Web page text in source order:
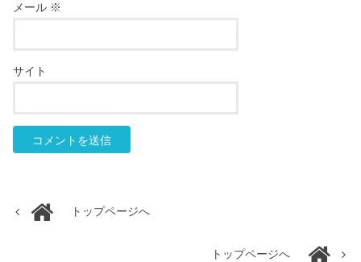
メール ※
サイト
トップページへ
トップページへ